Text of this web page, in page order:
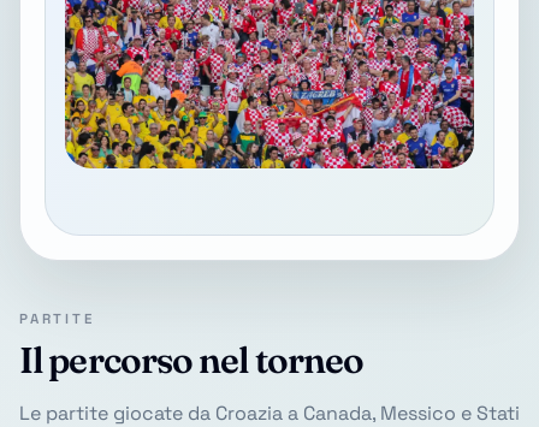
PARTITE
Il percorso nel torneo
Le partite giocate da Croazia a Canada, Messico e Stati